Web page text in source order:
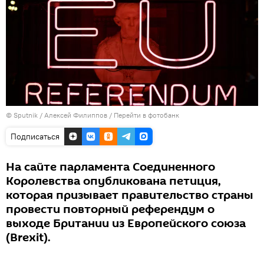
© Sputnik / Алексей Филиппов / Перейти в фотобанк
Подписаться
На сайте парламента Соединенного
Королевства опубликована петиция,
которая призывает правительство страны
провести повторный референдум о
выходе Британии из Европейского союза
(Brexit).